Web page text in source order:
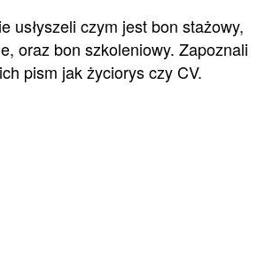
usłyszeli czym jest bon stażowy,
oraz bon szkoleniowy. Zapoznali
pism jak życiorys czy CV.